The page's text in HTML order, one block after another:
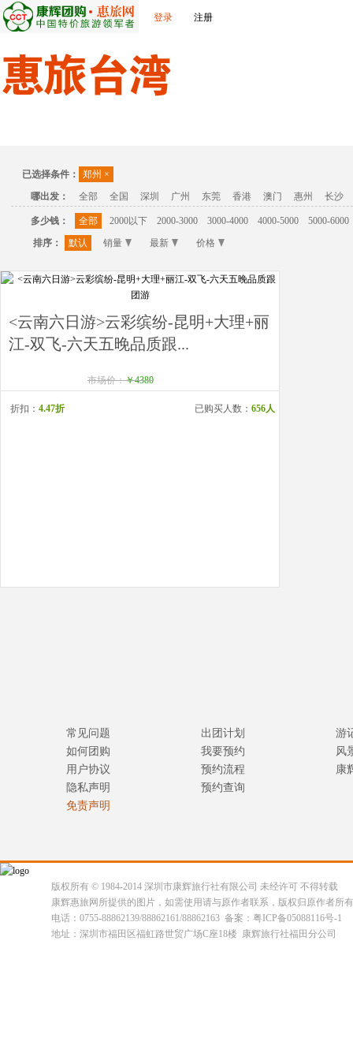
登录 注册
已选择条件： 郑州 ×
哪出发：
全部 全国 深圳 广州 东莞 香港 澳门 惠州 长沙
多少钱： 全部 2000以下 2000-3000 3000-4000 4000-5000
5000-6000
排序：
默认 销量 最新 价格
<云南六日游>云彩缤纷-昆明+大理+丽
江-双飞-六天五晚品质跟...
市场价：￥4380
折扣： 4.47折 已购买人数： 656人
常见问题
如何团购
用户协议
隐私声明
免责声明
出团计划
我要预约
预约流程
预约查询
游
风
康
版权所有 © 1984-2014 深圳市康辉旅行社有限公司 未经许可 不得转载
康辉惠旅网所提供的图片，如需使用请与原作者联系，版权归原作者所
电话：0755-88862139/88862161/88862163 备案：粤ICP备05088116号-1
地址：深圳市福田区福虹路世贸广场C座18楼 康辉旅行社福田分公司